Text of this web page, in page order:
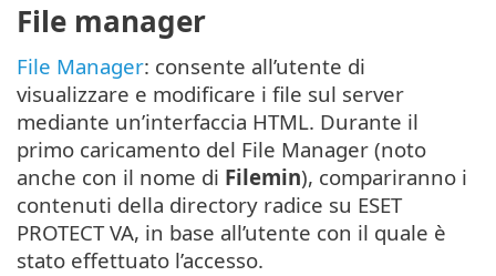
File manager
File Manager: consente all’utente di
visualizzare e modificare i file sul server
mediante un’interfaccia HTML. Durante il
primo caricamento del File Manager (noto
anche con il nome di Filemin), compariranno i
contenuti della directory radice su ESET
PROTECT VA, in base all’utente con il quale è
stato effettuato l’accesso.